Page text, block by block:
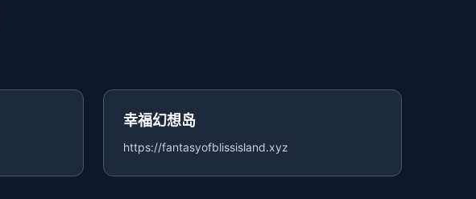
幸福幻想岛
https://fantasyofblissisland.xyz